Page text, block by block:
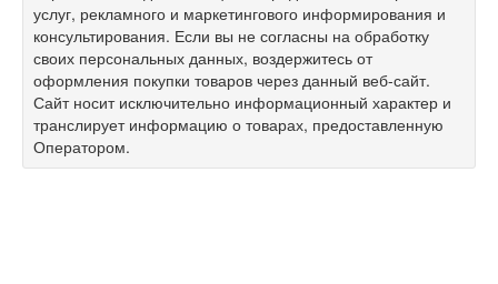
услуг, рекламного и маркетингового информирования и
консультирования. Если вы не согласны на обработку
своих персональных данных, воздержитесь от
оформления покупки товаров через данный веб-сайт.
Сайт носит исключительно информационный характер и
транслирует информацию о товарах, предоставленную
Оператором.